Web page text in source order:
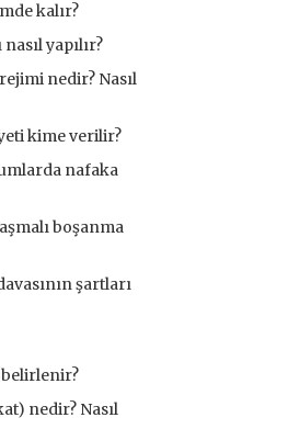
kalır?
yapılır?
nedir? Nasıl
kime verilir?
nafaka
boşanma
şartları
nedir? Nasıl